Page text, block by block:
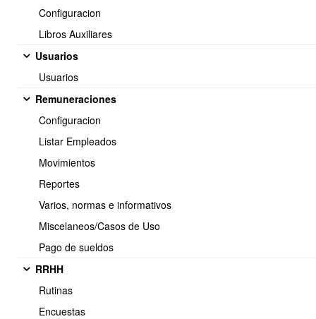
Configuracion
Libros Auxiliares
Usuarios
Usuarios
Remuneraciones
Configuracion
Listar Empleados
Movimientos
Reportes
Varios, normas e informativos
Miscelaneos/Casos de Uso
Pago de sueldos
RRHH
Rutinas
Encuestas
Existen varias plantillas, clickear en seleccion y luego Vista Previa
para poder visualizar el modelo de liquidacion de sueldo